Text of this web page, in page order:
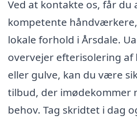
Ved at kontakte os, får du
kompetente
lokale forhold i Årsdale.
overvejer efterisolering
eller gulve, kan du være
tilbud, der imødekommer
behov. Tag skridtet i dag